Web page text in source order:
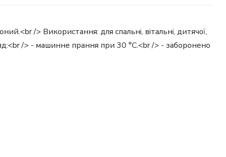
/> Використання: для спальні, вітальні, дитячої,
/> - машинне прання при 30 °C.<br /> - заборонено